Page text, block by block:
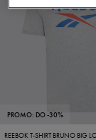
PROMO: DO -30%